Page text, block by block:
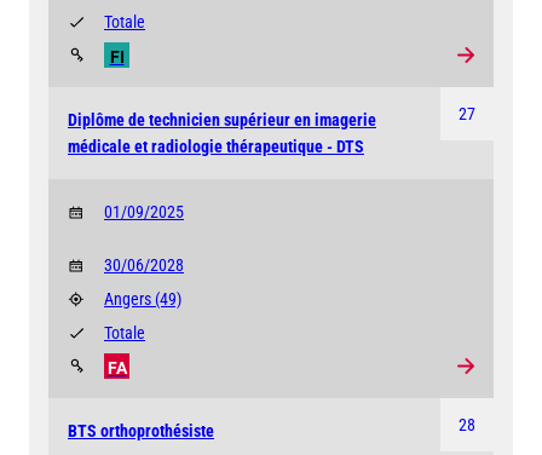
FI
Totale
27
Diplôme de technicien supérieur en imagerie
médicale et radiologie thérapeutique - DTS
01/09/2025
30/06/2028
Angers (49)
FA
Totale
28
BTS orthoprothésiste